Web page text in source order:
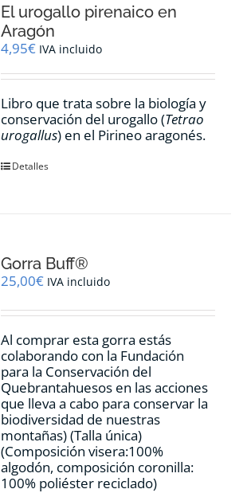
El urogallo pirenaico en
Aragón
4,95€ IVA incluido
Libro que trata sobre la biología y
conservación del urogallo (Tetrao
urogallus) en el Pirineo aragonés.
Detalles
Gorra Buff®
25,00€ IVA incluido
Al comprar esta gorra estás
colaborando con la Fundación
para la Conservación del
Quebrantahuesos en las acciones
que lleva a cabo para conservar la
biodiversidad de nuestras
montañas) (Talla única)
(Composición visera:100%
algodón, composición coronilla:
100% poliéster reciclado)